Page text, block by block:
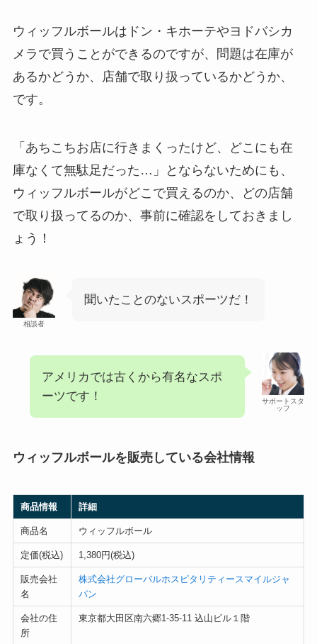
ウィッフルボールはドン・キホーテやヨドバシカ
メラで買うことができるのですが、問題は在庫が
あるかどうか、店舗で取り扱っているかどうか、
です。
「あちこちお店に行きまくったけど、どこにも在
庫なくて無駄足だった…」とならないためにも、
ウィッフルボールがどこで買えるのか、どの店舗
で取り扱ってるのか、事前に確認をしておきまし
ょう！
相談者
聞いたことのないスポーツだ！
サポートスタ
ッフ
アメリカでは古くから有名なスポ
ーツです！
ウィッフルボールを販売している会社情報
商品情報 詳細
商品名 ウィッフルボール
定価(税込) 1,380円(税込)
販売会社
名
株式会社グローバルホスピタリティースマイルジャ
パン
会社の住
所
東京都大田区南六郷1-35-11 込山ビル１階